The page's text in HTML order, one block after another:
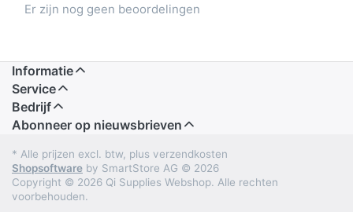
Er zijn nog geen beoordelingen
Informatie
Service
Bedrijf
Abonneer op nieuwsbrieven
* Alle prijzen excl. btw, plus verzendkosten
Shopsoftware by SmartStore AG © 2026
Copyright © 2026 Qi Supplies Webshop. Alle rechten
voorbehouden.